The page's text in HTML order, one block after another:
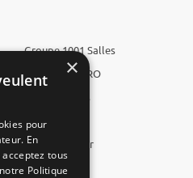
Groupe 1001 Salles
1001 Salles PRO
1001 Traiteurs
1001 Artistes
Reserverunbar
MP2
×
pour
En
tous
Politique